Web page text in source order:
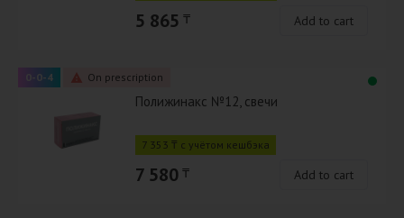
5 865 ₸ Add to cart
0-0-4 On prescription
Полижинакс №12, свечи
7 353 ₸ с учётом кешбэка
7 580 ₸ Add to cart